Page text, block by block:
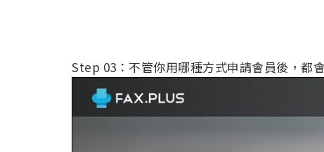
Step 03：不管你用哪種方式申請會員後，都